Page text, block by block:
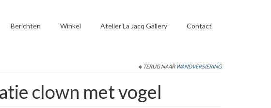
Berichten Winkel Atelier La Jacq Gallery Contact
TERUG NAAR WANDVERSIERING
clown met vogel